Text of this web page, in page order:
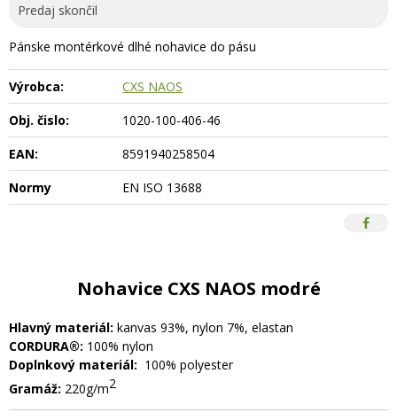
Predaj skončil
Pánske montérkové dlhé nohavice do pásu
Výrobca:
CXS NAOS
Obj. čislo:
1020-100-406-46
EAN:
8591940258504
Normy
EN ISO 13688
Nohavice CXS NAOS modré
Hlavný materiál: kanvas 93%, nylon 7%, elastan
CORDURA®: 100% nylon
Doplnkový materiál: 100% polyester
Gramáž: 220g/m2